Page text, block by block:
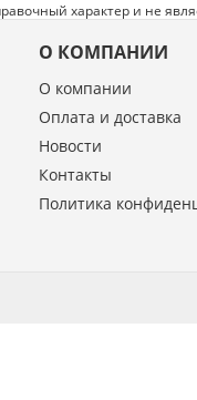
характер и не
О КОМПАНИИ
О компании
Оплата и доставка
Новости
Контакты
Политика